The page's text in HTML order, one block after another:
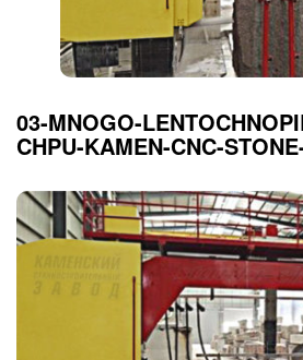
03-MNOGO-
CHPU-KAMEN-CNC-